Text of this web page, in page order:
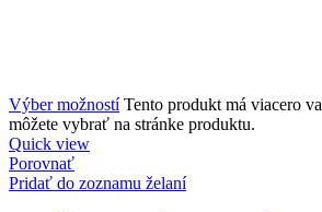
Výber možností Tento produkt má viacero
môžete vybrať na stránke produktu.
Quick view
Porovnať
Pridať do zoznamu želaní